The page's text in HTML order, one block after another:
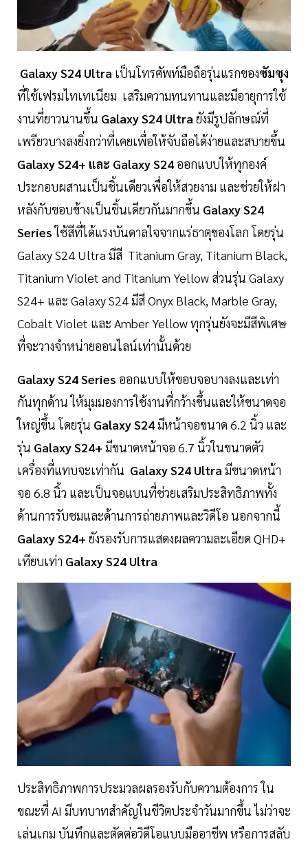
Galaxy S24 Ultra เป็นโทรศัพท์มือถือรุ่นแรกของซัมซุง
ที่ใช้เฟรมไทเทเนียม เสริมความทนทานและมีอายุการใช้
งานที่ยาวนานขึ้น Galaxy S24 Ultra ยังมีรูปลักษณ์ที่
เพรียวบางลงยิ่งกว่าที่เคยเพื่อให้จับถือได้ง่ายและสบายขึ้น
Galaxy S24+ และ Galaxy S24 ออกแบบให้ทุกองค์
ประกอบผสานเป็นชิ้นเดียวเพื่อให้สวยงาม และช่วยให้ฝา
หลังกับขอบข้างเป็นชิ้นเดียวกันมากขึ้น Galaxy S24
Seriesใช้สีที่ได้แรงบันดาลใจจากแร่ธาตุของโลก โดยรุ่น
Galaxy S24 Ultra มีสี Titanium Gray, Titanium Black,
Titanium Violet and Titanium Yellow ส่วนรุ่น Galaxy
S24+ และ Galaxy S24 มีสี Onyx Black, Marble Gray,
Cobalt Violet และ Amber Yellow ทุกรุ่นยังจะมีสีพิเศษ
ที่จะวางจำหน่ายออนไลน์เท่านั้นด้วย
Galaxy S24 Series ออกแบบให้ขอบจอบางลงและเท่า
กันทุกด้าน ให้มุมมองการใช้งานที่กว้างขึ้นและให้ขนาดจอ
ใหญ่ขึ้น โดยรุ่น Galaxy S24มีหน้าจอขนาด 6.2 นิ้ว และ
รุ่น Galaxy S24+ มีขนาดหน้าจอ 6.7 นิ้วในขนาดตัว
เครื่องที่แทบจะเท่ากัน Galaxy S24 Ultra มีขนาดหน้า
จอ 6.8 นิ้ว และเป็นจอแบนที่ช่วยเสริมประสิทธิภาพทั้ง
ด้านการรับชมและด้านการถ่ายภาพและวิดีโอ นอกจากนี้
Galaxy S24+ ยังรองรับการแสดงผลความละเอียด QHD+
เทียบเท่า Galaxy S24 Ultra
ประสิทธิภาพการประมวลผลรองรับกับความต้องการ ใน
ขณะที่ AI มีบทบาทสำคัญในชีวิตประจำวันมากขึ้น ไม่ว่าจะ
เล่นเกม บันทึกและตัดต่อวิดีโอแบบมืออาชีพ หรือการสลับ